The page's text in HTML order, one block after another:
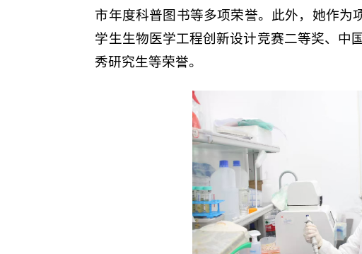
市年度科普图书等多项荣誉。此外，她作为
学生生物医学工程创新设计竞赛二等奖、中
秀研究生等荣誉。